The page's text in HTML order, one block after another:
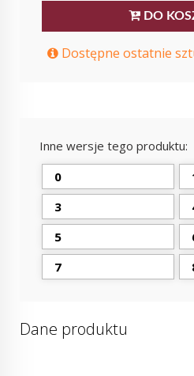
DO
Dostępne ostatnie
Inne wersje tego produktu:
0
3
5
7
Dane produktu